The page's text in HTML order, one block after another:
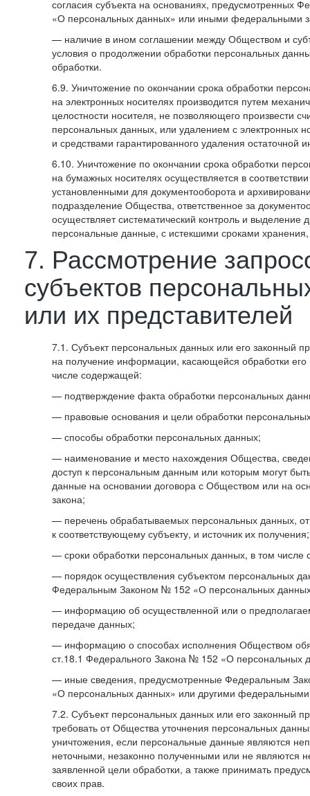
согласия субъекта на основаниях, предусмотренных
«О персональных данных» или иными федеральными
— наличие в ином соглашении между Обществом и
условия о продолжении обработки персональных
обработки.
6.9. Уничтожение по окончании срока обработки
на электронных носителях производится путем
целостности носителя, не позволяющего произвести
персональных данных, или удалением с электронных
и средствами гарантированного удаления остаточной
6.10. Уничтожение по окончании срока обработки
на бумажных носителях осуществляется в
установленными для документооборота и
подразделение Общества, ответственное за
осуществляет систематический контроль и выделение
персональные данные, с истекшими сроками
7. Рассмотрение
субъектов
или их представителей
7.1. Субъект персональных данных или его законный
на получение информации, касающейся обработки
числе содержащей:
— подтверждение факта обработки персональных
— правовые основания и цели обработки
— способы обработки персональных данных;
— наименование и место нахождения Общества,
доступ к персональным данным или которым могут
данные на основании договора с Обществом или на
закона;
— перечень обрабатываемых персональных данных,
к соответствующему субъекту, и источник их получения;
— сроки обработки персональных данных, в том числе
— порядок осуществления субъектом персональных
Федеральным Законом № 152 «О персональных
— информацию об осуществленной или о
передаче данных;
— информацию о способах исполнения Обществом
ст.18.1 Федерального Закона № 152 «О персональных
— иные сведения, предусмотренные Федеральным
«О персональных данных» или другими
7.2. Субъект персональных данных или его законный
требовать от Общества уточнения персональных
уничтожения, если персональные данные являются
неточными, незаконно полученными или не являются
заявленной цели обработки, а также принимать
своих прав.